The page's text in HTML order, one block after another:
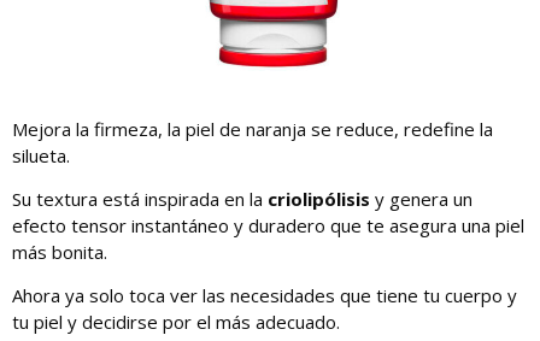
Mejora la firmeza, la piel de naranja se reduce, redefine la
silueta.
Su textura está inspirada en la criolipólisis y genera un
efecto tensor instantáneo y duradero que te asegura una piel
más bonita.
Ahora ya solo toca ver las necesidades que tiene tu cuerpo y
tu piel y decidirse por el más adecuado.